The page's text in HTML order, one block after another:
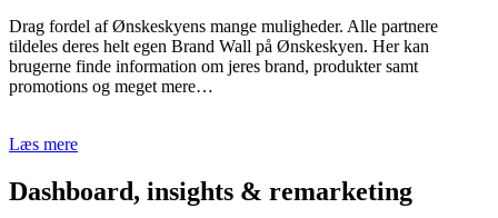
Drag fordel af Ønskeskyens mange muligheder. Alle partnere
tildeles deres helt egen Brand Wall på Ønskeskyen. Her kan
brugerne finde information om jeres brand, produkter samt
promotions og meget mere…
Læs mere
Dashboard, insights & remarketing